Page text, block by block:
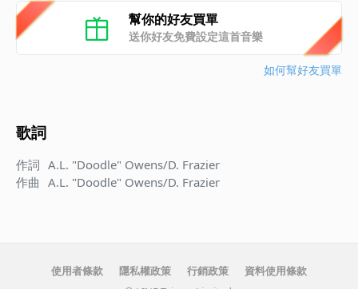
幫你的好友買單
送你好友免費設定這首音樂
如何幫好友買單
歌詞
作詞 A.L. "Doodle" Owens/D. Frazier
作曲 A.L. "Doodle" Owens/D. Frazier
使用者條款 隱私權政策 行銷政策
資料使用條款